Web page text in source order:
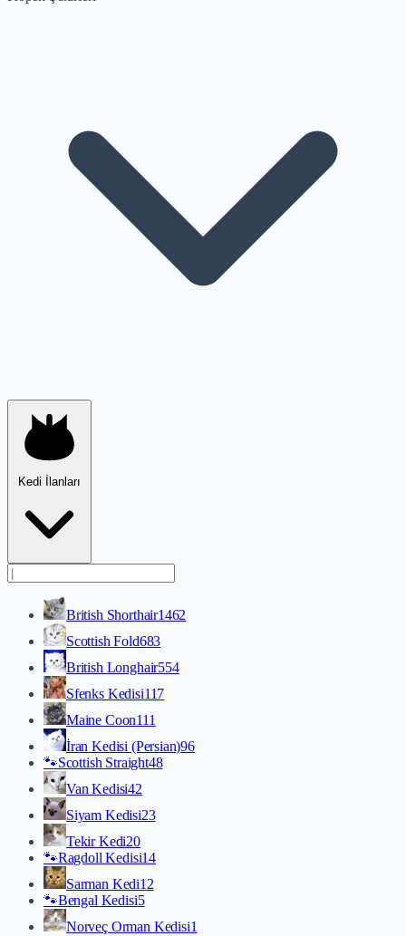
Kedi İlanları
British Shorthair1462
Scottish Fold683
British Longhair554
Sfenks Kedisi117
Maine Coon111
İran Kedisi (Persian)96
🐾Scottish Straight48
Van Kedisi42
Siyam Kedisi23
Tekir Kedi20
🐾Ragdoll Kedisi14
Sarman Kedi12
🐾Bengal Kedisi5
Norveç Orman Kedisi1